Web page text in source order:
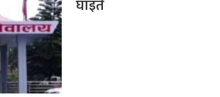
घाइते